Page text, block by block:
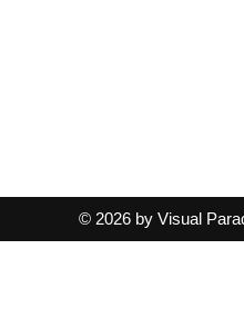
© 2026 by Visual